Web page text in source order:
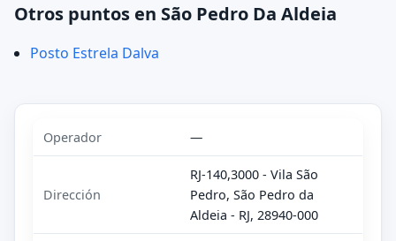
Otros puntos en São Pedro Da Aldeia
Posto Estrela Dalva
Operador —
Dirección
RJ-140,3000 - Vila São
Pedro, São Pedro da
Aldeia - RJ, 28940-000